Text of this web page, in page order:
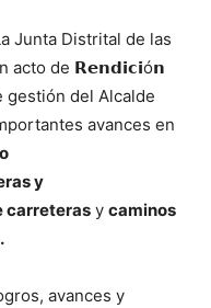
Junta Distrital de las
acto de 𝗥𝗲𝗻𝗱𝗶𝗰𝗶ó𝗻
del Alcalde
avances en
y
carreteras y caminos
avances y